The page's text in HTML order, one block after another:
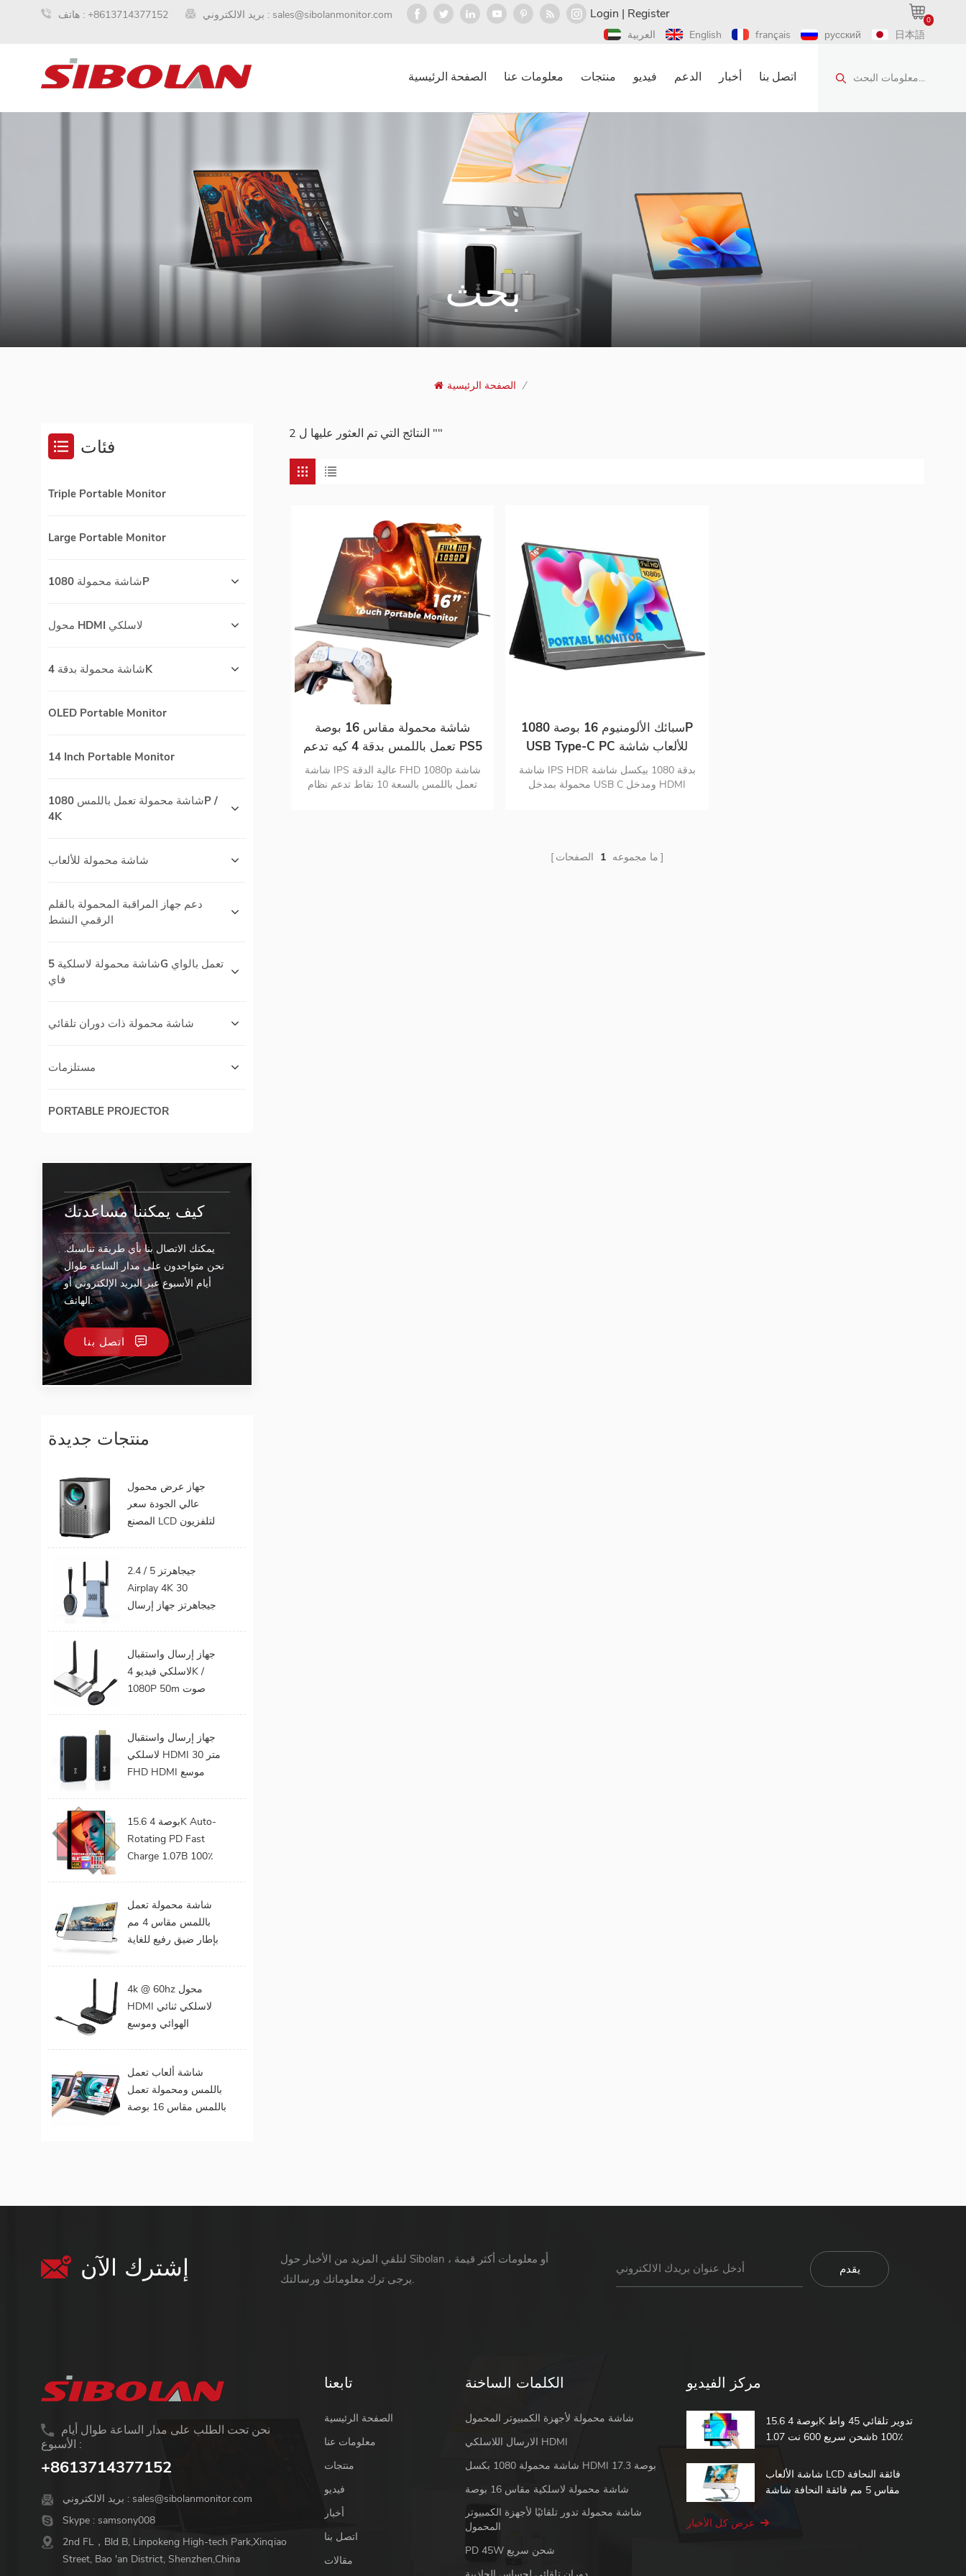
هاتف : +8613714377152 بريد الالكتروني : sales@sibolanmonitor.com 0
Login | Register
العربية English français русский 日本語
معلومات البحث... الصفحة الرئيسية معلومات عنا منتجات فيديو الدعم أخبار اتصل بنا
بحث
الصفحة الرئيسية /
2 النتائج التي تم العثور عليها ل ""
شاشة محمولة مقاس 16 بوصة
تعمل باللمس بدقة 4 كيه تدعم PS5
تدعم نظام التشغيل Mac Touch
شاشة IPS عالية الدقة FHD 1080p شاشة
تعمل باللمس بالسعة 10 نقاط تدعم نظام
سبائك الألومنيوم 16 بوصة 1080P
USB Type-C PC للألعاب شاشة
IPS المحمولة
شاشة IPS HDR بدقة 1080 بيكسل شاشة
محمولة بمدخل USB C ومدخل HDMI
ما مجموعه 1 الصفحات
فئات
Triple Portable Monitor
Large Portable Monitor
شاشة محمولة 1080P
محول HDMI لاسلكي
شاشة محمولة بدقة 4K
OLED Portable Monitor
14 Inch Portable Monitor
شاشة محمولة تعمل باللمس 1080P /
4K
شاشة محمولة للألعاب
دعم جهاز المراقبة المحمولة بالقلم
الرقمي النشط
شاشة محمولة لاسلكية 5G تعمل بالواي
فاي
شاشة محمولة ذات دوران تلقائي
مستلزمات
PORTABLE PROJECTOR
كيف يمكننا مساعدتك
يمكنك الاتصال بنا بأي طريقة تناسبك.
نحن متواجدون على مدار الساعة طوال
أيام الأسبوع عبر البريد الإلكتروني أو
الهاتف.
اتصل بنا
منتجات جديدة
جهاز عرض محمول
عالي الجودة سعر
المصنع LCD لتلفزيون
جيجابايت 32 جيجابايت
واي فاي المسرح
المنزلي
2.4 / 5 جيجاهرتز
Airplay 4K 30
جيجاهرتز جهاز إرسال
جهاز إرسال واستقبال
HDMI لاسلكي
جهاز إرسال واستقبال
لاسلكي فيديو 4K /
1080P 50m صوت
جهاز إرسال واستقبال
لاسلكي HDMI 30 متر
FHD HDMI موسع
بروجيكتور للألعاب 0
كمون
15.6 بوصة 4K Auto-
Rotating PD Fast
Charge 1.07B 100٪
Portable Monitor
لأجهزة الكمبيوتر
المحمول
شاشة محمولة تعمل
باللمس مقاس 4 مم
بإطار ضيق رفيع للغاية
بكسل
4k @ 60hz محول
HDMI لاسلكي ثنائي
الهوائي وموسع
شاشة ألعاب تعمل
باللمس ومحمولة تعمل
باللمس مقاس 16 بوصة
إشترك الآن
لتلقي المزيد من الأخبار حول Sibolan أو معلومات أكثر قيمة ،
يرجى ترك معلوماتك ورسالتك.
نحن تحت الطلب على مدار الساعة طوال أيام
الأسبوع :
+8613714377152
بريد الالكتروني : sales@sibolanmonitor.com
Skype : samsony008
2nd FL，Bld B, Linpokeng High-tech Park,Xinqiao
Street, Bao 'an District, Shenzhen,China
تابعنا
الصفحة الرئيسية
معلومات عنا
منتجات
فيديو
أخبار
اتصل بنا
مقالات
الكلمات الساخنة
شاشة محمولة لأجهزة الكمبيوتر المحمول
الارسال اللاسلكي HDMI
شاشة محمولة 1080 بكسل HDMI 17.3 بوصة
شاشة محمولة لاسلكية مقاس 16 بوصة
شاشة محمولة تدور تلقائيًا لأجهزة الكمبيوتر
المحمول
PD 45W شحن سريع
مركز الفيديو
15.6 بوصة 4K تدوير تلقائي 45 واط
شحن سريع 600 نت 1.07b 100٪
باللمس شاشة محمولة
شاشة الألعاب LCD فائقة النحافة
مقاس 5 مم فائقة النحافة شاشة
باللمس المحمولة
عرض كل الأخبار